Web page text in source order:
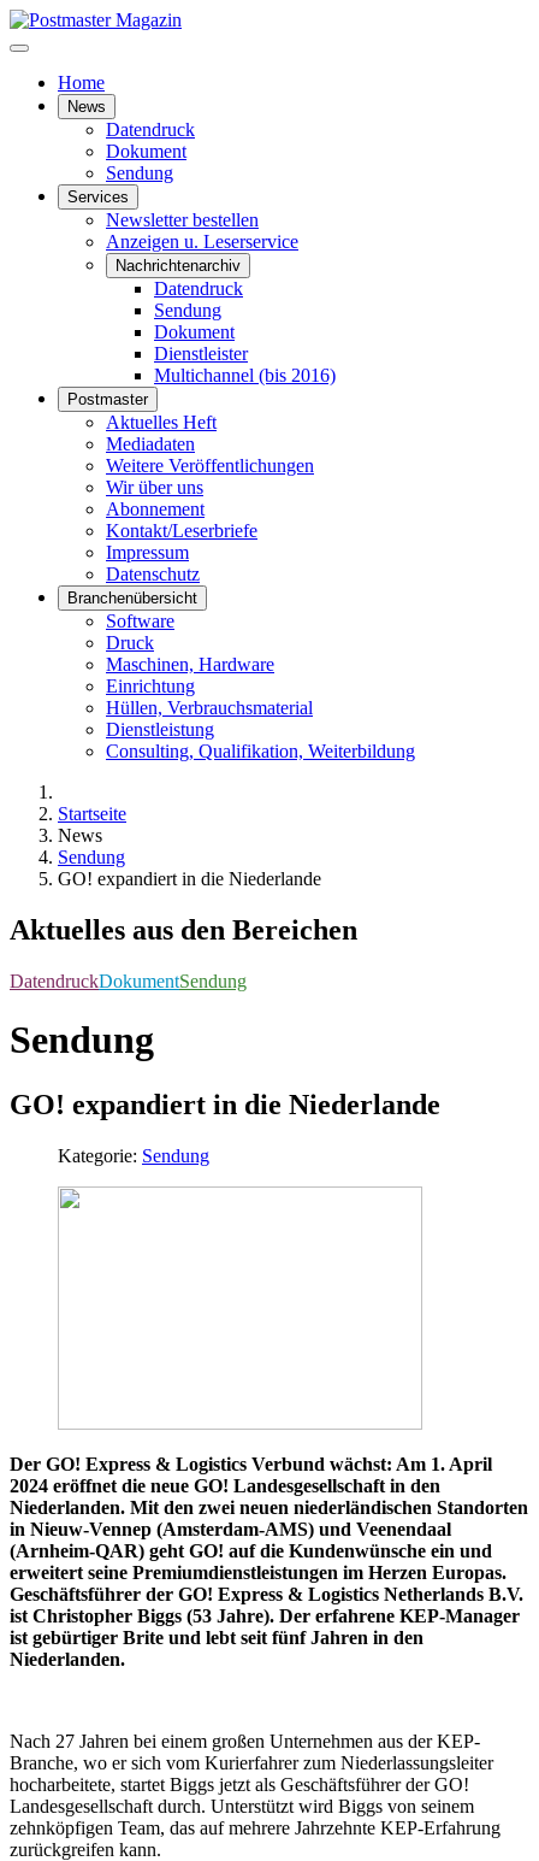
Home
News
Datendruck
Dokument
Sendung
Services
Newsletter bestellen
Anzeigen u. Leserservice
Nachrichtenarchiv
Datendruck
Sendung
Dokument
Dienstleister
Multichannel (bis 2016)
Postmaster
Aktuelles Heft
Mediadaten
Weitere Veröffentlichungen
Wir über uns
Abonnement
Kontakt/Leserbriefe
Impressum
Datenschutz
Branchenübersicht
Software
Druck
Maschinen, Hardware
Einrichtung
Hüllen, Verbrauchsmaterial
Dienstleistung
Consulting, Qualifikation, Weiterbildung
Startseite
News
Sendung
GO! expandiert in die Niederlande
Aktuelles aus den Bereichen
DatendruckDokumentSendung
Sendung
GO! expandiert in die Niederlande
Kategorie: Sendung
Der GO! Express & Logistics Verbund wächst: Am 1. April
2024 eröffnet die neue GO! Landesgesellschaft in den
Niederlanden. Mit den zwei neuen niederländischen Standorten
in Nieuw-Vennep (Amsterdam-AMS) und Veenendaal
(Arnheim-QAR) geht GO! auf die Kundenwünsche ein und
erweitert seine Premiumdienstleistungen im Herzen Europas.
Geschäftsführer der GO! Express & Logistics Netherlands B.V.
ist Christopher Biggs (53 Jahre). Der erfahrene KEP-Manager
ist gebürtiger Brite und lebt seit fünf Jahren in den
Niederlanden.
Nach 27 Jahren bei einem großen Unternehmen aus der KEP-
Branche, wo er sich vom Kurierfahrer zum Niederlassungsleiter
hocharbeitete, startet Biggs jetzt als Geschäftsführer der GO!
Landesgesellschaft durch. Unterstützt wird Biggs von seinem
zehnköpfigen Team, das auf mehrere Jahrzehnte KEP-Erfahrung
zurückgreifen kann.